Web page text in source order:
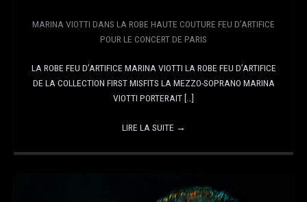
MARINA VIOTTI DANS LA ROBE HAUTE COUTURE FEU D’ARTIFICE
POUR LE CONCERT DE PARIS
LA ROBE FEU D’ARTIFICE MARINA VIOTTI LA ROBE FEU D’ARTIFICE
DE LA COLLECTION FIRST MISFITS LA MEZZO-SOPRANO MARINA
VIOTTI PORTERAIT […]
LIRE LA SUITE →